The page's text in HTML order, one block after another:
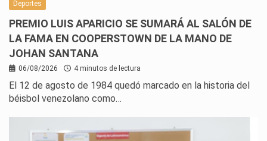
Deportes
PREMIO LUIS APARICIO SE SUMARÁ AL SALÓN DE
LA FAMA EN COOPERSTOWN DE LA MANO DE
JOHAN SANTANA
06/08/2026 4 minutos de lectura
El 12 de agosto de 1984 quedó marcado en la historia del
béisbol venezolano como…